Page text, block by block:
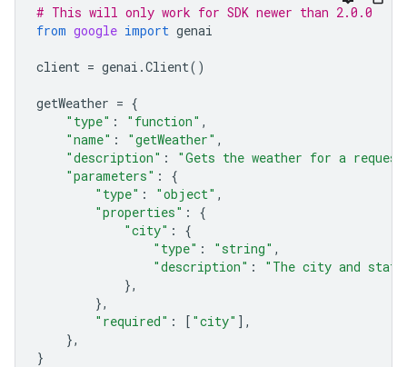
# This will only work for SDK newer than 2.0.0
from google import genai
client = genai .Client()
getWeather = {
"type" : "function" ,
"name" : "getWeather" ,
"description" :
"Gets the weather for a
"parameters" :
{
"type" : "object" ,
"properties" :
{
"city" :
{
"type" : "string" ,
"description" :
"The city and
},
},
"required" : [ "city" ],
},
}